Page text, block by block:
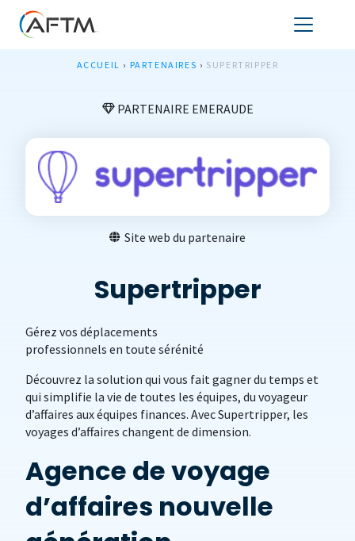
ACCUEIL › PARTENAIRES › SUPERTRIPPER
PARTENAIRE EMERAUDE
Site web du partenaire
Supertripper
Gérez vos déplacements
professionnels en toute sérénité
Découvrez la solution qui vous fait gagner du temps et
qui simplifie la vie de toutes les équipes, du voyageur
d’affaires aux équipes finances. Avec Supertripper, les
voyages d’affaires changent de dimension.
Agence de voyage
d’affaires nouvelle